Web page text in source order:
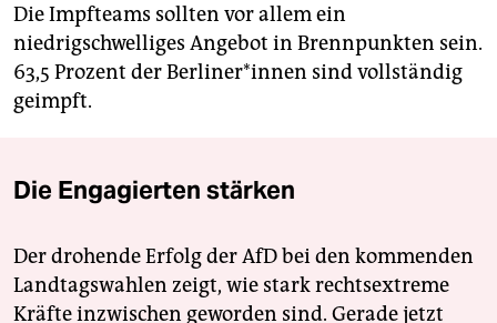
Die Impfteams sollten vor allem ein
niedrigschwelliges Angebot in Brennpunkten sein.
63,5 Prozent der Ber­li­ne­r*in­nen sind vollständig
geimpft.
Die Engagierten stärken
Der drohende Erfolg der AfD bei den kommenden
Landtagswahlen zeigt, wie stark rechtsextreme
Kräfte inzwischen geworden sind. Gerade jetzt